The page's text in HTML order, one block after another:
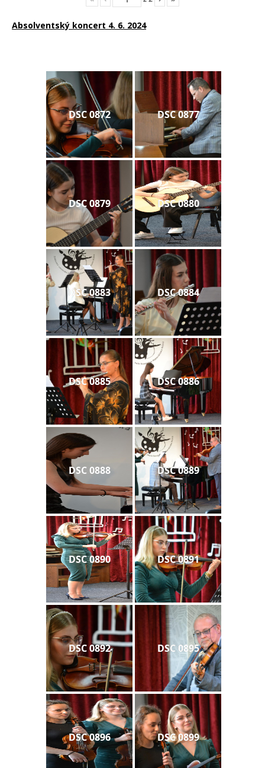
Absolventský koncert 4. 6. 2024
DSC 0872 DSC 0877
DSC 0879 DSC 0880
DSC 0883 DSC 0884
DSC 0885 DSC 0886
DSC 0888 DSC 0889
DSC 0890 DSC 0891
DSC 0892 DSC 0895
DSC 0896 DSC 0899